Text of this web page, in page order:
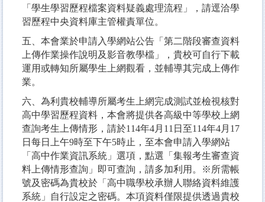
「學生學習歷程檔案資料疑義處理流程」，請逕洽學
習歷程中央資料庫主管權責單位。
五、本會業於申請入學網站公告「第二階段審查資料
上傳作業操作說明及影音教學檔」，貴校可自行下載
運用或轉知所屬學生上網觀看，並輔導其完成上傳作
業。
六、為利貴校輔導所屬考生上網完成測試並檢視核對
高中學習歷程資料，本會將提供各高級中等學校上網
查詢考生上傳情形，請於114年4月11日至114年4月17
日每日上午9時至下午5時止，至本會申請入學網站
「高中作業資訊系統」選項，點選「集報考生審查資
料上傳情形查詢」即可查詢，請多加利用。※所需帳
號及密碼為貴校於「高中職學校承辦人聯絡資料維護
系統」自行設定之密碼。本項資料僅限提供透過貴校